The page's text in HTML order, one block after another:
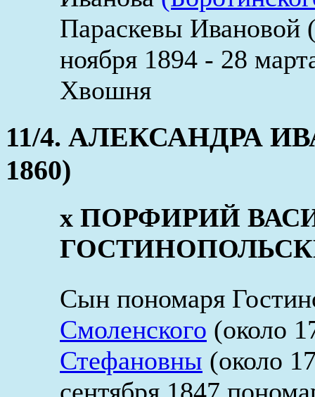
Параскевы Ивановой
ноября 1894 - 28
Хвошня
11/4. АЛЕКСАНДРА
1860)
x ПОРФИРИЙ
ГОСТИНОПОЛЬСКИЙ
Сын пономаря
Смоленского (около
Стефановны (около